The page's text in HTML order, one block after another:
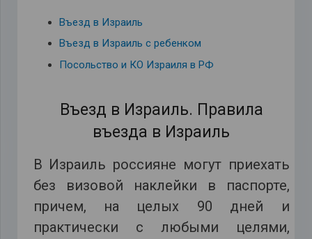
Въезд в Израиль
Въезд в Израиль с ребенком
Посольство и КО Израиля в РФ
Въезд в Израиль. Правила
въезда в Израиль
В Израиль россияне могут приехать
без визовой наклейки в паспорте,
причем, на целых 90 дней и
практически с любыми целями,